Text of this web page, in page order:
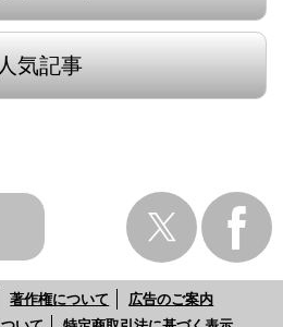
人気記事
著作権について
広告のご案内